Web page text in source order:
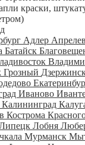
краски,
Адлер
Батайск
Грозный
Иваново
Калининград
Кострома
Лобня
Мурманск